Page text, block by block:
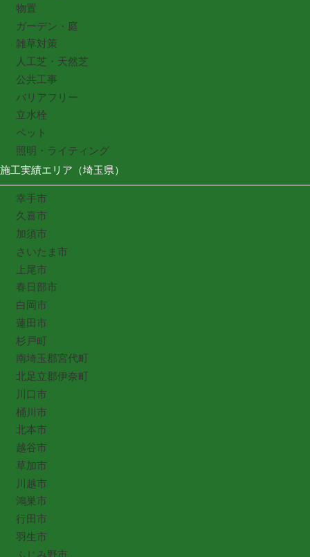
物置
ガーデン・庭
雑草対策
人工芝・天然芝
公共工事
バリアフリー
立水栓
ペット
照明・ライティング
施工実績エリア（埼玉県）
幸手市
久喜市
加須市
さいたま市
上尾市
春日部市
白岡市
蓮田市
杉戸町
南埼玉郡宮代町
北足立郡伊奈町
川口市
桶川市
北本市
越谷市
草加市
川越市
鴻巣市
行田市
羽生市
ふじみ野市